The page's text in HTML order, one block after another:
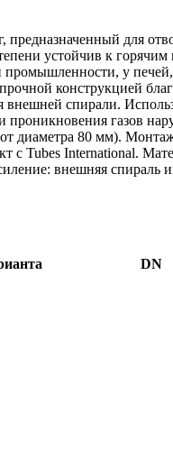
для
устойчив к
у печей,
конструкцией
спирали.
газов
диаметра 80 мм).
с Tubes International.
внешняя спираль
DN